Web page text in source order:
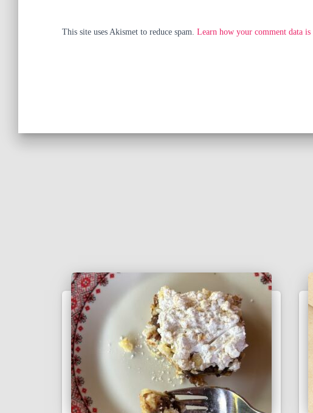
This site uses Akismet to reduce spam. Learn how your comment data is